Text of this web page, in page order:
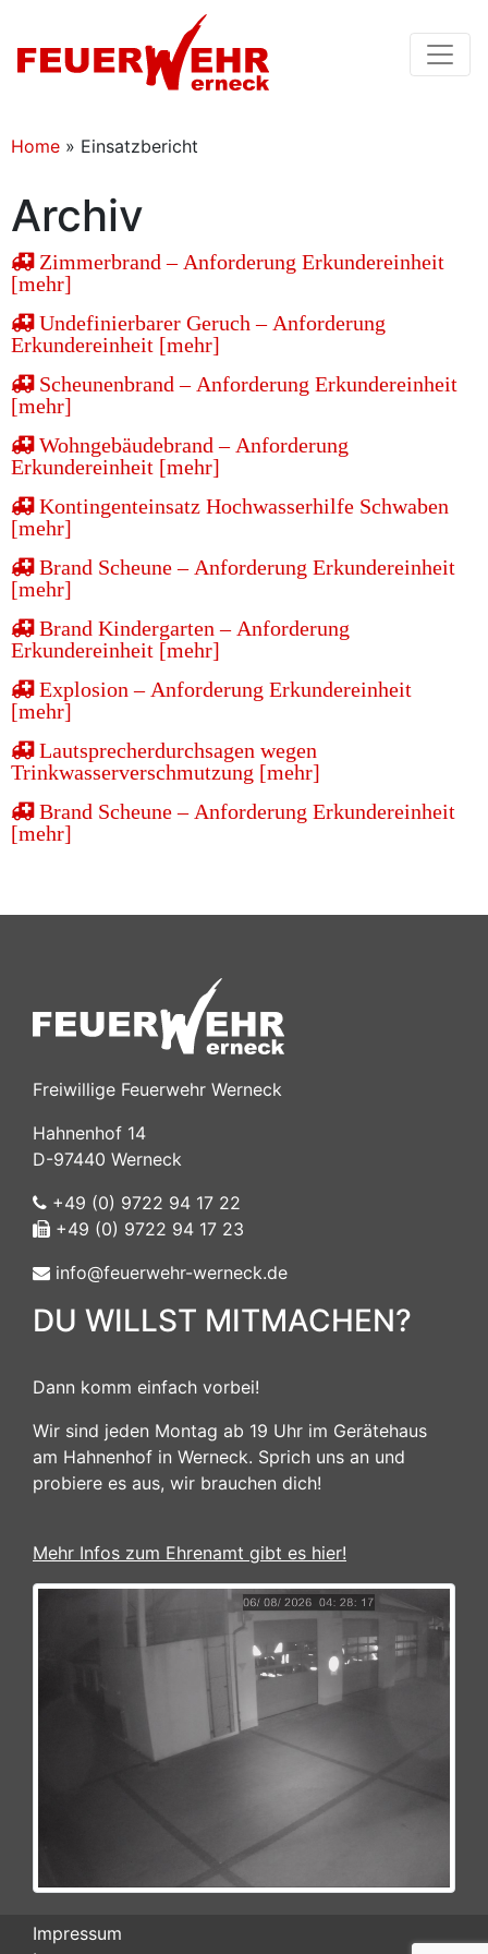
Home » Einsatzbericht
Archiv
Zimmerbrand – Anforderung Erkundereinheit
[mehr]
Undefinierbarer Geruch – Anforderung
Erkundereinheit [mehr]
Scheunenbrand – Anforderung Erkundereinheit
[mehr]
Wohngebäudebrand – Anforderung
Erkundereinheit [mehr]
Kontingenteinsatz Hochwasserhilfe Schwaben
[mehr]
Brand Scheune – Anforderung Erkundereinheit
[mehr]
Brand Kindergarten – Anforderung
Erkundereinheit [mehr]
Explosion – Anforderung Erkundereinheit
[mehr]
Lautsprecherdurchsagen wegen
Trinkwasserverschmutzung [mehr]
Brand Scheune – Anforderung Erkundereinheit
[mehr]
Freiwillige Feuerwehr Werneck
Hahnenhof 14
D-97440 Werneck
+49 (0) 9722 94 17 22
+49 (0) 9722 94 17 23
info@feuerwehr-werneck.de
DU WILLST MITMACHEN?
Dann komm einfach vorbei!
Wir sind jeden Montag ab 19 Uhr im Gerätehaus
am Hahnenhof in Werneck. Sprich uns an und
probiere es aus, wir brauchen dich!
Mehr Infos zum Ehrenamt gibt es hier!
Impressum